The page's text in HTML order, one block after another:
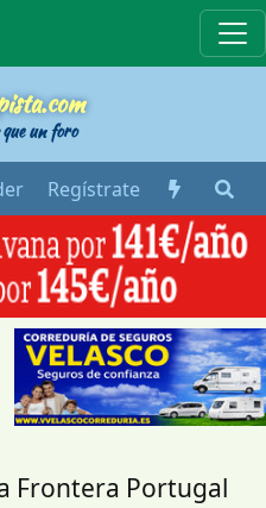
un foro
Regístrate
Frontera Portugal